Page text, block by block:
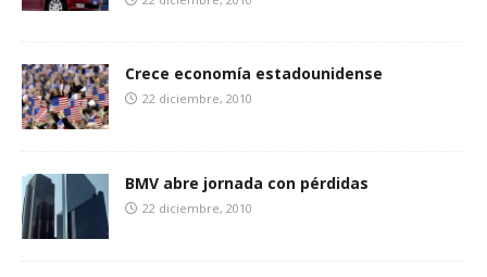
Crece economía estadounidense
22 diciembre, 2010
BMV abre jornada con pérdidas
22 diciembre, 2010